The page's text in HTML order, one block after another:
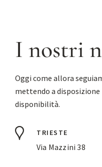
I nostri
Oggi come allora
mettendo a
disponibilità.
TRIESTE
Via Mazzini 38